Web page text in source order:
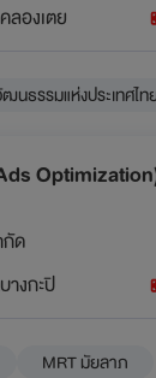
ลองเตย
นธรรมแห่งประเทศไท
ด
างกะปิ
MRT มัยลาภ